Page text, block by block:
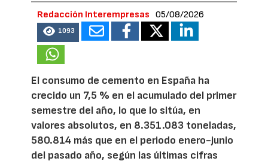
Redacción Interempresas 05/08/2026
1093
El consumo de cemento en España ha
crecido un 7,5 % en el acumulado del primer
semestre del año, lo que lo sitúa, en
valores absolutos, en 8.351.083 toneladas,
580.814 más que en el periodo enero-junio
del pasado año, según las últimas cifras